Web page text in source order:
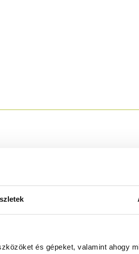
és gépeket, valamint ahogy